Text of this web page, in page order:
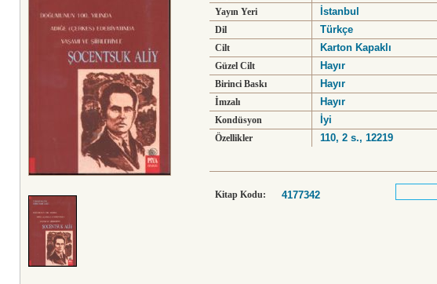
Yayın Yeri İstanbul
Dil Türkçe
Cilt Karton Kapaklı
Güzel Cilt Hayır
Birinci Baskı Hayır
İmzalı Hayır
Kondüsyon İyi
Özellikler 110, 2 s., 12219
Kitap Kodu: 4177342